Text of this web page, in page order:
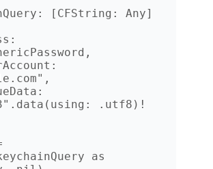
[CFString: Any]
.utf8)!
as